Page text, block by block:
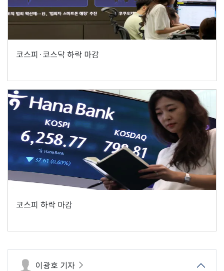
코스피·코스닥 하락 마감
코스피 하락 마감
이광호 기자